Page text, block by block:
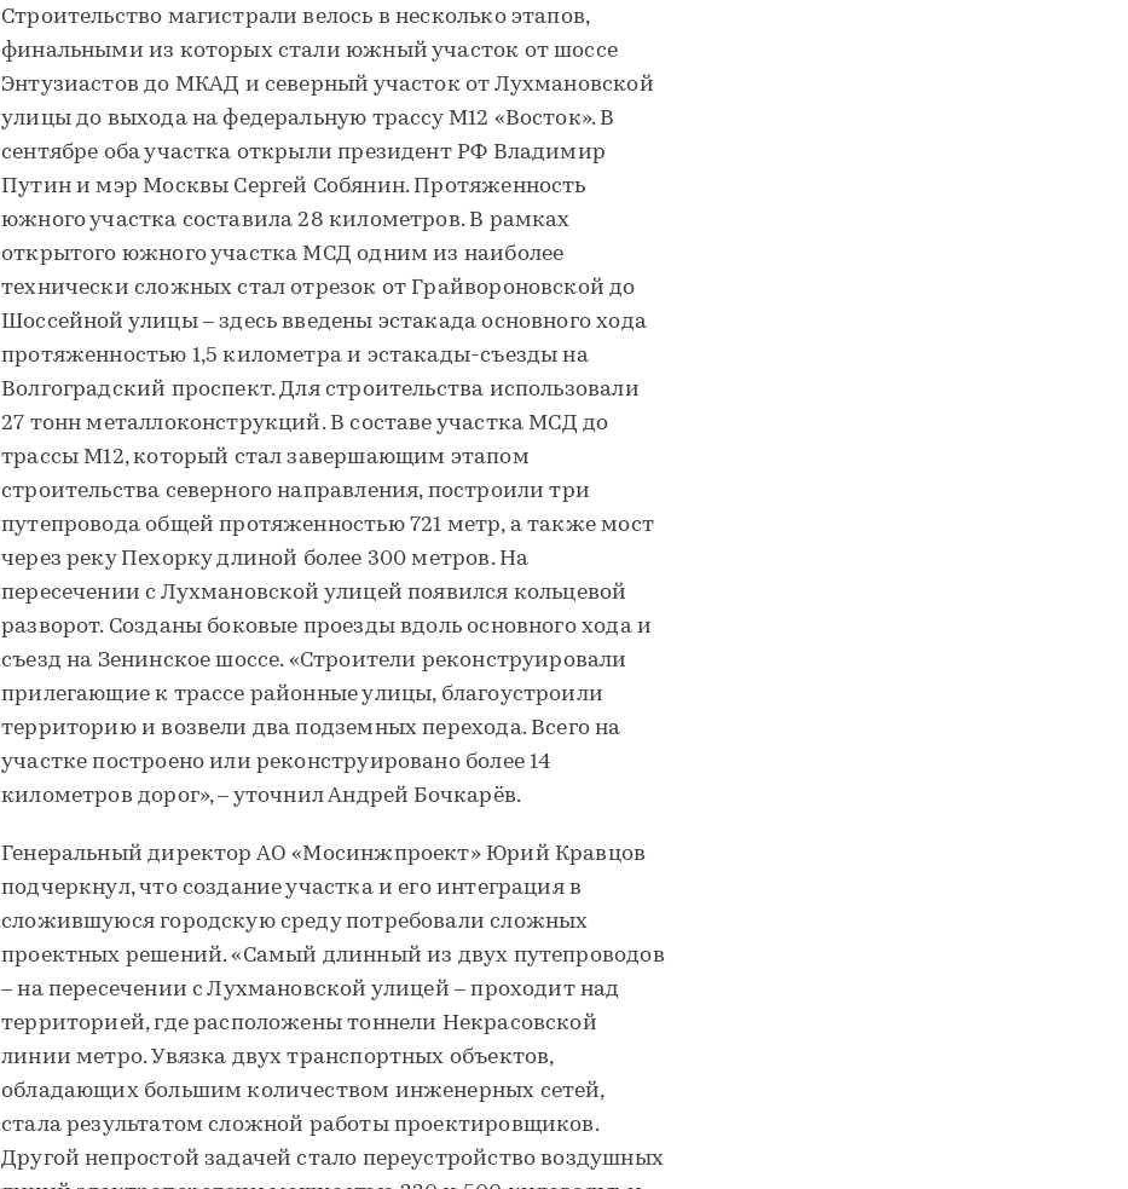
Строительство магистрали велось в несколько этапов,
финальными из которых стали южный участок от шоссе
Энтузиастов до МКАД и северный участок от Лухмановской
улицы до выхода на федеральную трассу М12 «Восток». В
сентябре оба участка открыли президент РФ Владимир
Путин и мэр Москвы Сергей Собянин. Протяженность
южного участка составила 28 километров. В рамках
открытого южного участка МСД одним из наиболее
технически сложных стал отрезок от Грайвороновской до
Шоссейной улицы – здесь введены эстакада основного хода
протяженностью 1,5 километра и эстакады-съезды на
Волгоградский проспект. Для строительства использовали
27 тонн металлоконструкций. В составе участка МСД до
трассы М12, который стал завершающим этапом
строительства северного направления, построили три
путепровода общей протяженностью 721 метр, а также мост
через реку Пехорку длиной более 300 метров. На
пересечении с Лухмановской улицей появился кольцевой
разворот. Созданы боковые проезды вдоль основного хода и
съезд на Зенинское шоссе. «Строители реконструировали
прилегающие к трассе районные улицы, благоустроили
территорию и возвели два подземных перехода. Всего на
участке построено или реконструировано более 14
километров дорог», – уточнил Андрей Бочкарёв.
Генеральный директор АО «Мосинжпроект» Юрий Кравцов
подчеркнул, что создание участка и его интеграция в
сложившуюся городскую среду потребовали сложных
проектных решений. «Самый длинный из двух путепроводов
– на пересечении с Лухмановской улицей – проходит над
территорией, где расположены тоннели Некрасовской
линии метро. Увязка двух транспортных объектов,
обладающих большим количеством инженерных сетей,
стала результатом сложной работы проектировщиков.
Другой непростой задачей стало переустройство воздушных